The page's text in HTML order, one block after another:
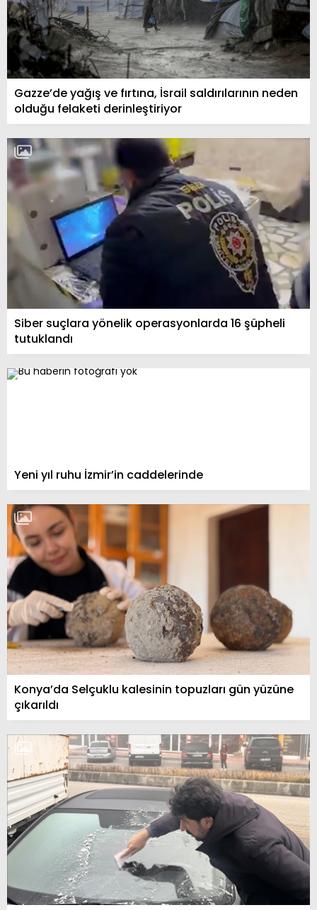
Gazze’de yağış ve fırtına, İsrail saldırılarının neden
olduğu felaketi derinleştiriyor
Siber suçlara yönelik operasyonlarda 16 şüpheli
tutuklandı
Yeni yıl ruhu İzmir’in caddelerinde
Konya’da Selçuklu kalesinin topuzları gün yüzüne
çıkarıldı